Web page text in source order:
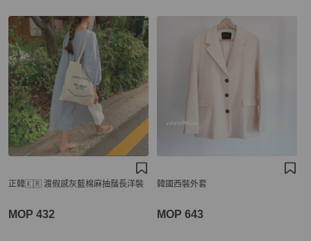
正韓🇰🇷 渡假感灰藍棉麻抽鬚長洋裝
MOP 432
韓國西裝外套
MOP 643